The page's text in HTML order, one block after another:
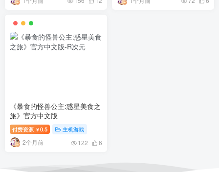
《暴食的怪兽公主:惑星美食之
旅》官方中文版
付费资源 ￥0.5 主机游戏
2个月前 122 6